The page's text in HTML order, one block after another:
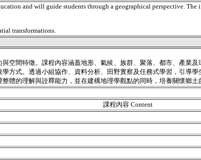
and will guide students through a geographical perspective.
transformations.
空間特徵。課程內容涵蓋地形、氣候、族群、聚落、都市、產業及
方式。透過小組協作、資料分析、田野實察及任務式學習，引導學
體的理解與詮釋能力，並在建構地理學觀點的同時，培養關懷鄉土
課程內容 Content